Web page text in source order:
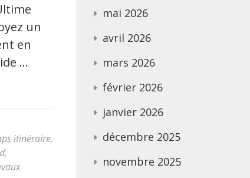
un
en
…
itinéraire,
,
mai 2026
avril 2026
mars 2026
février 2026
janvier 2026
décembre 2025
novembre 2025